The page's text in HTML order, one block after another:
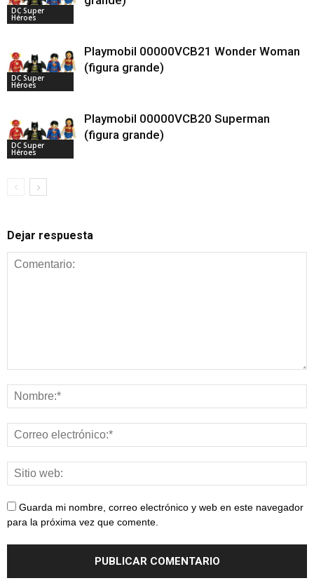
DC Super
Héroes
DC Super
Héroes
Playmobil 00000VCB21 Wonder Woman
(figura grande)
DC Super
Héroes
Playmobil 00000VCB20 Superman
(figura grande)
Dejar respuesta
Guarda mi nombre, correo electrónico y web en este navegador
para la próxima vez que comente.